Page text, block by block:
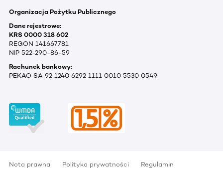
Organizacja Pożytku Publicznego
Dane rejestrowe:
KRS 0000 318 602
REGON 141667781
NIP 522-290-86-59
Rachunek bankowy:
PEKAO SA 92 1240 6292 1111 0010 5530 0549
Nota prawna Polityka prywatności
Regulamin